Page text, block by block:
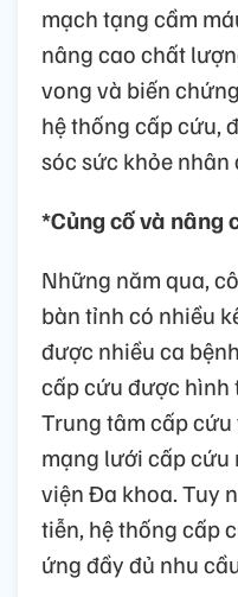
mạch tạng cầm
nâng cao chất
vong và biến
hệ thống cấp cứu,
sóc sức khỏe
*Củng cố và nâng
Những năm qua,
bàn tỉnh có nhiều
được nhiều ca
cấp cứu được hình
Trung tâm cấp
mạng lưới cấp cứu
viện Đa khoa. Tuy
tiễn, hệ thống cấp
ứng đầy đủ nhu